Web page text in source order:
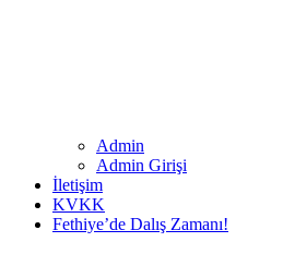
Admin
Admin Girişi
İletişim
KVKK
Fethiye’de Dalış Zamanı!